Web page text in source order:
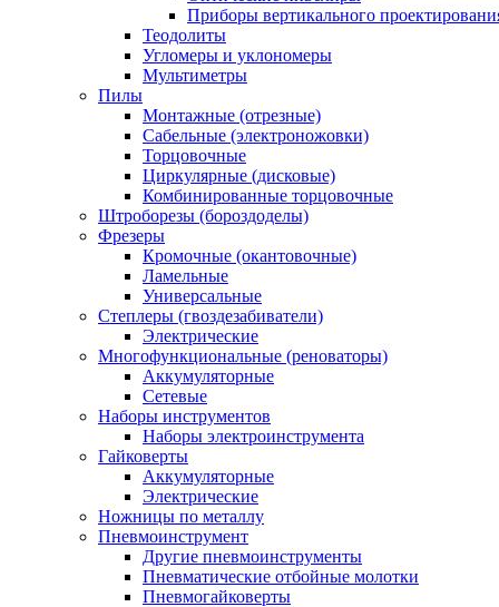
Приборы вертикального
Теодолиты
Угломеры и уклономеры
Мультиметры
Пилы
Монтажные (отрезные)
Сабельные (электроножовки)
Торцовочные
Циркулярные (дисковые)
Комбинированные торцовочные
Штроборезы (бороздоделы)
Фрезеры
Кромочные (окантовочные)
Ламельные
Универсальные
Степлеры (гвоздезабиватели)
Электрические
Многофункциональные (реноваторы)
Аккумуляторные
Сетевые
Наборы инструментов
Наборы электроинструмента
Гайковерты
Аккумуляторные
Электрические
Ножницы по металлу
Пневмоинструмент
Другие пневмоинструменты
Пневматические отбойные молотки
Пневмогайковерты